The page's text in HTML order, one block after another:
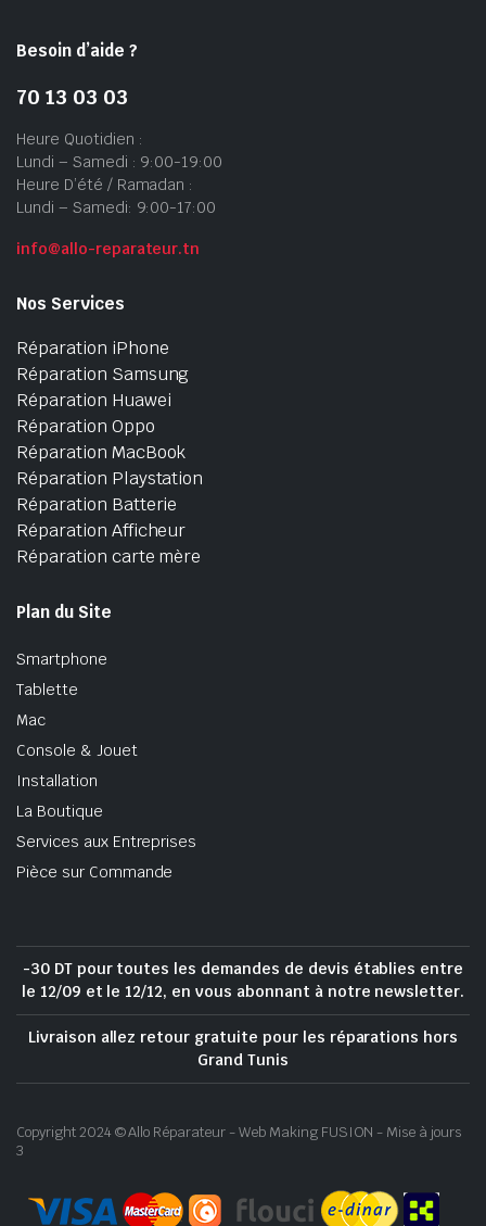
Besoin d’aide ?
70 13 03 03
Heure Quotidien :
Lundi – Samedi : 9:00-19:00
Heure D’été / Ramadan :
Lundi – Samedi: 9:00-17:00
info@allo-reparateur.tn
Nos Services
Réparation iPhone
Réparation Samsung
Réparation Huawei
Réparation Oppo
Réparation MacBook
Réparation Playstation
Réparation Batterie
Réparation Afficheur
Réparation carte mère
Plan du Site
Smartphone
Tablette
Mac
Console & Jouet
Installation
La Boutique
Services aux Entreprises
Pièce sur Commande
-30 DT pour toutes les demandes de devis établies entre
le 12/09 et le 12/12, en vous abonnant à notre newsletter.
Livraison allez retour gratuite pour les réparations hors
Grand Tunis
Copyright 2024 © Allo Réparateur - Web Making FUSION - Mise à jours
3